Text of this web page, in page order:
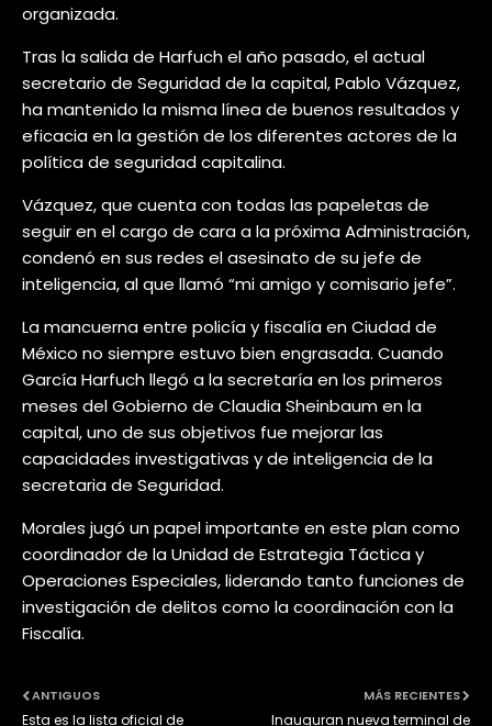
organizada.
Tras la salida de Harfuch el año pasado, el actual
secretario de Seguridad de la capital, Pablo Vázquez,
ha mantenido la misma línea de buenos resultados y
eficacia en la gestión de los diferentes actores de la
política de seguridad capitalina.
Vázquez, que cuenta con todas las papeletas de
seguir en el cargo de cara a la próxima Administración,
condenó en sus redes el asesinato de su jefe de
inteligencia, al que llamó “mi amigo y comisario jefe”.
La mancuerna entre policía y fiscalía en Ciudad de
México no siempre estuvo bien engrasada. Cuando
García Harfuch llegó a la secretaría en los primeros
meses del Gobierno de Claudia Sheinbaum en la
capital, uno de sus objetivos fue mejorar las
capacidades investigativas y de inteligencia de la
secretaria de Seguridad.
Morales jugó un papel importante en este plan como
coordinador de la Unidad de Estrategia Táctica y
Operaciones Especiales, liderando tanto funciones de
investigación de delitos como la coordinación con la
Fiscalía.
MÁS RECIENTES
Inauguran nueva terminal de
ANTIGUOS
Esta es la lista oficial de